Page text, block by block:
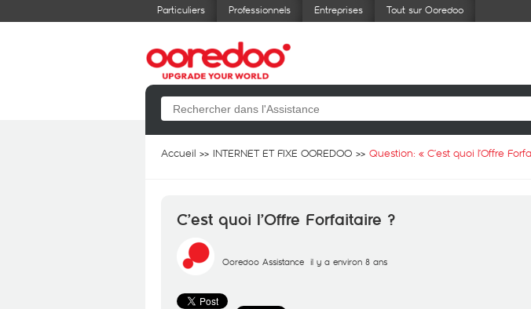
Particuliers Professionnels Entreprises Tout sur Ooredoo
Accueil INTERNET ET FIXE OOREDOO Question: « C’est quoi l’Offre
C’est quoi l’Offre Forfaitaire ?
Ooredoo Assistance il y a environ 8 ans